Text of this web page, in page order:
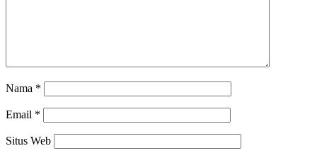
Nama *
Email *
Situs Web